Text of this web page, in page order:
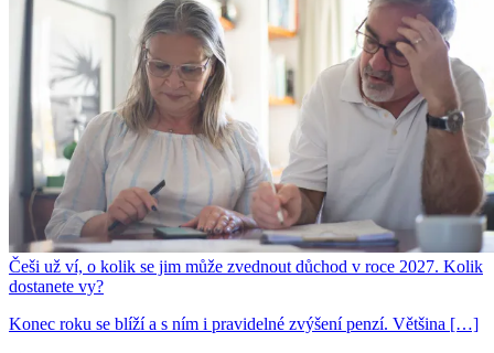
Češi už ví, o kolik se jim může zvednout důchod v roce 2027. Kolik
dostanete vy?
Konec roku se blíží a s ním i pravidelné zvýšení penzí. Většina […]